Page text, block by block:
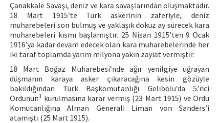
Çanakkale Savaşı, deniz ve kara savaşlarından oluşmaktadır.
18 Mart 1915’te Türk askerinin zaferiyle, deniz
muharebeleri son bulmuş ve yaklaşık dokuz ay sürecek kara
muharebeleri kısmı başlamıştır. 25 Nisan 1915’ten 9 Ocak
1916’ya kadar devam edecek olan kara muharebelerinde her
iki taraf toplamda yarım milyona yakın zayiat vermiştir.
18 Mart Boğaz Muharebesi’nde ağır yenilgiye uğrayan
düşmanın karaya asker çıkaracağına kesin gözüyle
bakıldığından Türk Başkomutanlığı Gelibolu’da 5.’nci
Ordunun1 kurulmasına karar vermiş (23 Mart 1915) ve Ordu
Komutanlığına Alman Generali Liman von Sanders’i
atamıştı (25 Mart 1915).